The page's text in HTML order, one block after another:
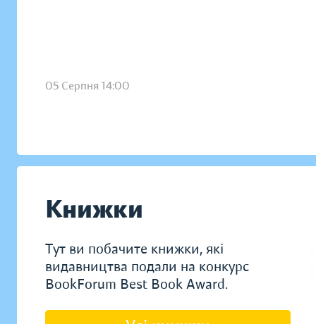
05 Серпня 14:00
Книжки
Тут ви побачите книжки, які
видавництва подали на конкурс
BookForum Best Book Award.